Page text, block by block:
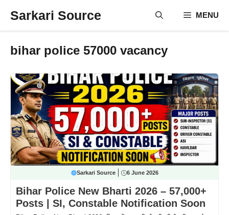
Sarkari Source MENU
bihar police 57000 vacancy
Sarkari Source 6 June 2026
Bihar Police New Bharti 2026 – 57,000+
Posts | SI, Constable Notification Soon